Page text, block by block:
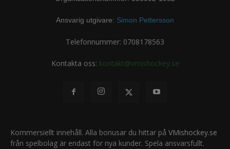
Ansvarig utgivare: Simon Pettersson
Telefonnummer: 0708178563
Kontakta oss: kontakt@vmishockey.se
Kommersiellt innehåll. Alla bonusar du hittar på VMishockey.se
från spelbolag är endast för nya kunder. Spela ansvarsfullt.